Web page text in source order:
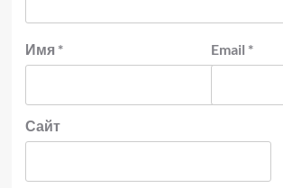
Имя * Email *
Сайт